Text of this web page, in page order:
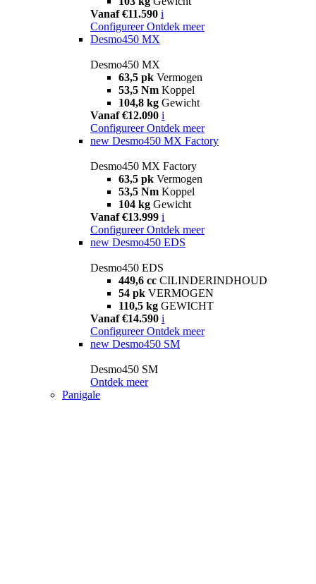
Vanaf €11.590 i
Configureer Ontdek meer
Desmo450 MX
Desmo450 MX
63,5 pk Vermogen
53,5 Nm Koppel
104,8 kg Gewicht
Vanaf €12.090 i
Configureer Ontdek meer
new Desmo450 MX Factory
Desmo450 MX Factory
63,5 pk Vermogen
53,5 Nm Koppel
104 kg Gewicht
Vanaf €13.999 i
Configureer Ontdek meer
new Desmo450 EDS
Desmo450 EDS
449,6 cc CILINDERINDHOUD
54 pk VERMOGEN
110,5 kg GEWICHT
Vanaf €14.590 i
Configureer Ontdek meer
new Desmo450 SM
Desmo450 SM
Ontdek meer
Panigale